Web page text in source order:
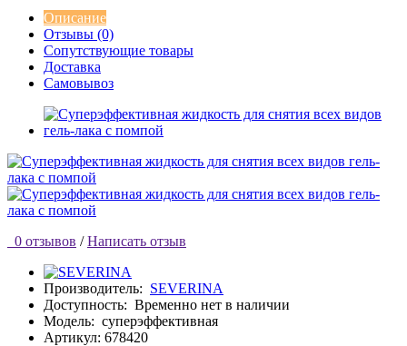
Описание
Отзывы (0)
Сопутствующие товары
Доставка
Самовывоз
0 отзывов / Написать отзыв
Производитель: SEVERINA
Доступность: Временно нет в наличии
Модель: суперэффективная
Артикул: 678420